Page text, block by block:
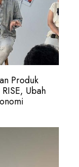
Produk
Ubah